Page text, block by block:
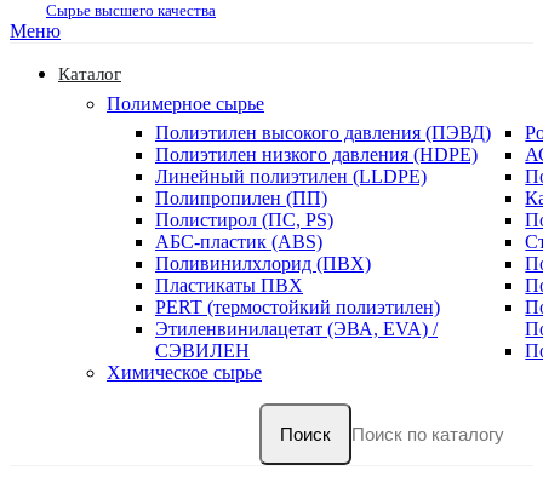
Сырье высшего качества
Меню
Каталог
Полимерное сырье
Полиэтилен высокого давления (ПЭВД)
Полиэтилен низкого давления (HDPE)
Линейный полиэтилен (LLDPE)
Полипропилен (ПП)
Полистирол (ПС, PS)
АБС-пластик (ABS)
Поливинилхлорид (ПВХ)
Пластикаты ПВХ
PERT (термостойкий полиэтилен)
Этиленвинилацетат (ЭВА, EVA) /
СЭВИЛЕН
Химическое сырье
Поиск